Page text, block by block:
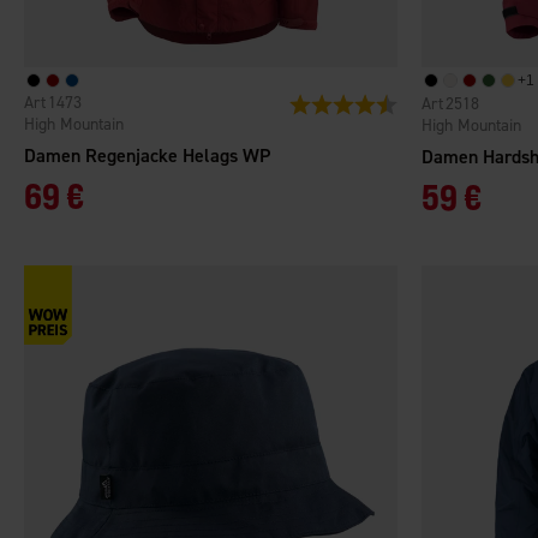
Damen Regenjacke Helags WP
High Mountain
1473
69 €
Bewertung: 4.6 von 5 Sternen
+1
High Mountain
2518
59 €